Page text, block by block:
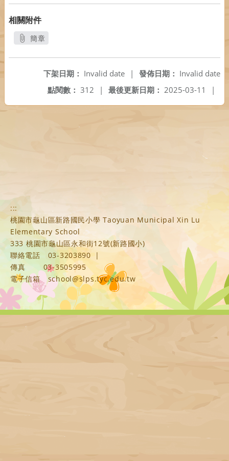
相關附件
簡章
發佈日期： Invalid date
下架日期： Invalid date
|
最後更新日期： 2025-03-11 |
點閱數： 312 |
:::
桃園市龜山區新路國民小學 Taoyuan Municipal Xin Lu
Elementary School
333 桃園市龜山區永和街12號(新路國小)
聯絡電話
03-3203890
|
傳真
03-3505995
電子信箱
school@slps.tyc.edu.tw